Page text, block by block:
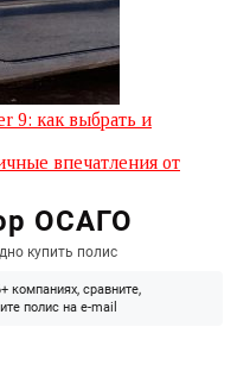
9: как выбрать и
впечатления от